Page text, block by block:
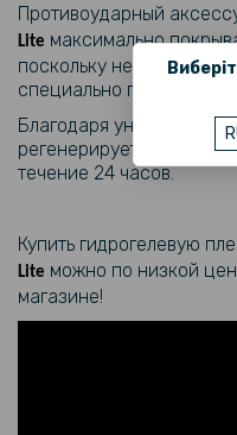
Противоударный
Lite максимально
поскольку не является
специально по вашему
Благодаря уникальному
регенерируется,
течение 24 часов.
Купить гидрогелевую
Lite можно по низкой
магазине!